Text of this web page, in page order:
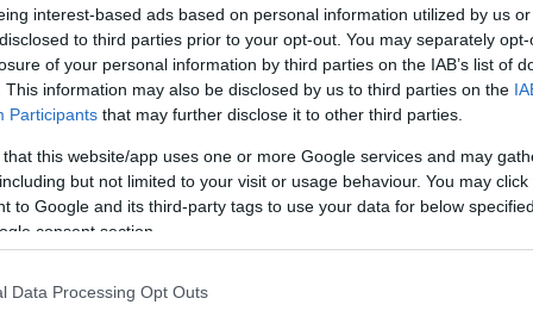
interest-based ads based on personal information utilized by us
to third parties prior to your opt-out. You may separately
of your personal information by third parties on the IAB’s list of
This information may also be disclosed by us to third parties on the
Participants that may further disclose it to other third parties.
that this website/app uses one or more Google services and may
but not limited to your visit or usage behaviour. You may
to Google and its third-party tags to use your data for below
consent section.
Data Processing Opt Outs
il nostro legame con questa Istituzione e
mia maggiore presenza qui in Sardegna –
siamo qui per speculare ma per
di promuovere Arzachena nel mondo
cliccandoqui